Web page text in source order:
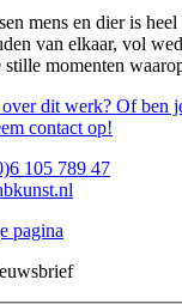
mens en dier is
van elkaar, vol
momenten
dit werk? Of ben
contact op!
105 789 47
pagina